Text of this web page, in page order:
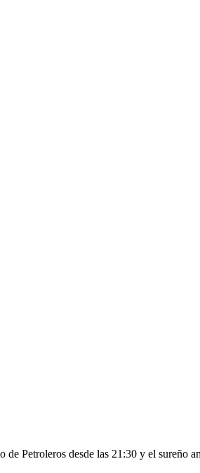
Petroleros desde las 21:30 y el sureño